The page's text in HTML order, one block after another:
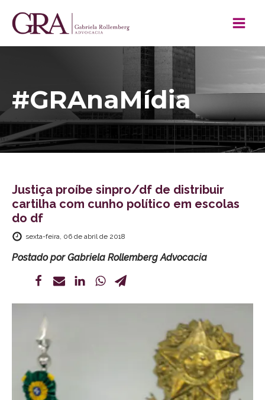
#GRAnaMídia
Justiça proíbe sinpro/df de distribuir
cartilha com cunho político em escolas
do df
sexta-feira, 06 de abril de 2018
Postado porGabriela Rollemberg Advocacia